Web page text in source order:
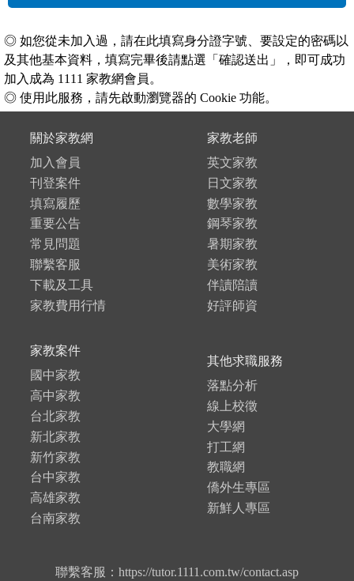
◎ 如您從未加入過，請在此填寫身分證字號、要設定的密碼以
及其他基本資料，填寫完畢後請點選「確認送出」，即可成功
加入成為 1111 家教網會員。
◎ 使用此服務，請先啟動瀏覽器的 Cookie 功能。
關於家教網
加入會員
刊登案件
填寫履歷
重要公告
常見問題
聯繫客服
下載及工具
家教費用行情
家教老師
英文家教
日文家教
數學家教
鋼琴家教
暑期家教
美術家教
伴讀陪讀
好評師資
家教案件
國中家教
高中家教
台北家教
新北家教
新竹家教
台中家教
高雄家教
台南家教
其他求職服務
落點分析
線上校徵
大學網
打工網
教職網
僑外生專區
新鮮人專區
聯繫客服：https://tutor.1111.com.tw/contact.asp